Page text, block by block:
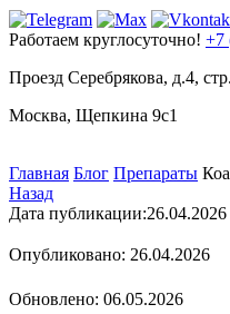
Работаем круглосуточно! +7
Проезд Серебрякова, д.4,
Москва, Щепкина 9с1
Главная Блог Препараты
Назад
Дата публикации:26.04.2026
Опубликовано: 26.04.2026
Обновлено: 06.05.2026